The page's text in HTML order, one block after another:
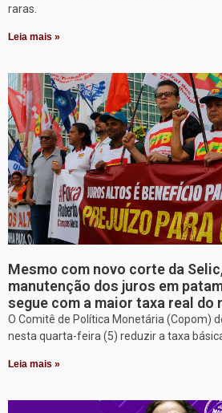
raras.
Leia mais »
Mesmo com novo corte da
manutenção dos juros em
segue com a maior taxa real do
O Comitê de Política Monetária (Copom)
nesta quarta-feira (5) reduzir a taxa
Leia mais »